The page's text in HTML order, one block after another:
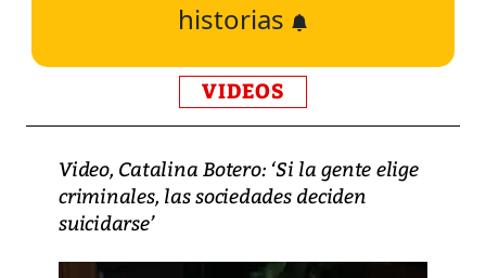
historias
VIDEOS
Video, Catalina Botero: ‘Si la gente elige
criminales, las sociedades deciden
suicidarse’